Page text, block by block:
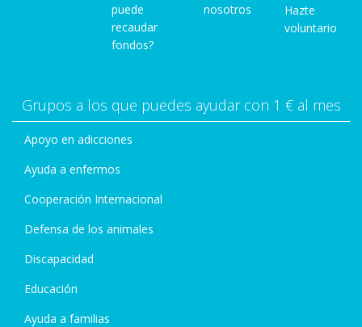
puede
recaudar
fondos?
nosotros
Hazte
voluntario
Grupos a los que puedes ayudar con 1 € al mes
Apoyo en adicciones
Ayuda a enfermos
Cooperación Internacional
Defensa de los animales
Discapacidad
Educación
Ayuda a familias